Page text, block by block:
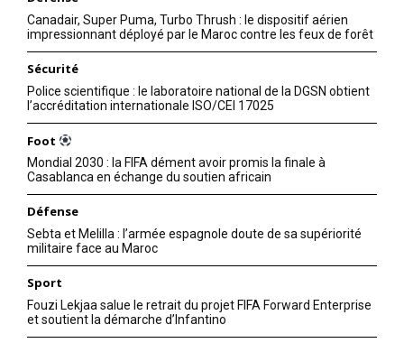
Canadair, Super Puma, Turbo Thrush : le dispositif aérien
impressionnant déployé par le Maroc contre les feux de forêt
Sécurité
Police scientifique : le laboratoire national de la DGSN obtient
l’accréditation internationale ISO/CEI 17025
Foot
Mondial 2030 : la FIFA dément avoir promis la finale à
Casablanca en échange du soutien africain
Défense
Sebta et Melilla : l’armée espagnole doute de sa supériorité
militaire face au Maroc
Sport
Fouzi Lekjaa salue le retrait du projet FIFA Forward Enterprise
et soutient la démarche d’Infantino